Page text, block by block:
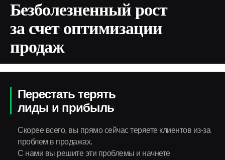
Безболезненный рост
за счет оптимизации
продаж
Перестать терять
лиды и прибыль
Скорее всего, вы прямо сейчас теряете клиентов из-за
проблем в продажах.
С нами вы решите эти проблемы и начнете